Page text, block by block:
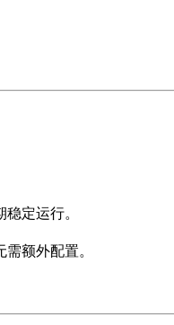
定运行。
额外配置。